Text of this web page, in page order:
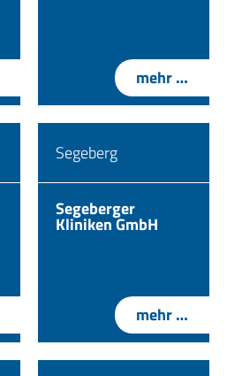
mehr …
Segeberg
Segeberger
Kliniken GmbH
mehr …